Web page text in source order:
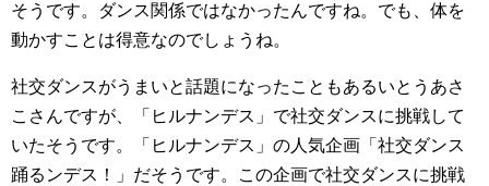
そうです。ダンス関係ではなかったんですね。でも、体を
動かすことは得意なのでしょうね。
社交ダンスがうまいと話題になったこともあるいとうあさ
こさんですが、「ヒルナンデス」で社交ダンスに挑戦して
いたそうです。「ヒルナンデス」の人気企画「社交ダンス
踊るンデス！」だそうです。この企画で社交ダンスに挑戦